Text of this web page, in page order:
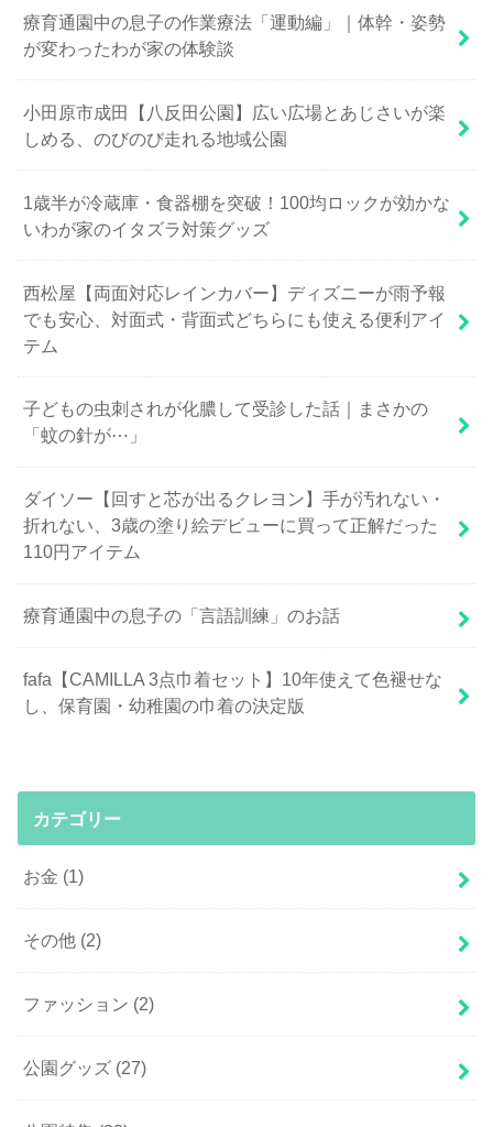
療育通園中の息子の作業療法「運動編」｜体幹・姿勢
が変わったわが家の体験談
小田原市成田【八反田公園】広い広場とあじさいが楽
しめる、のびのび走れる地域公園
1歳半が冷蔵庫・食器棚を突破！100均ロックが効かな
いわが家のイタズラ対策グッズ
西松屋【両面対応レインカバー】ディズニーが雨予報
でも安心、対面式・背面式どちらにも使える便利アイ
テム
子どもの虫刺されが化膿して受診した話｜まさかの
「蚊の針が⋯」
ダイソー【回すと芯が出るクレヨン】手が汚れない・
折れない、3歳の塗り絵デビューに買って正解だった
110円アイテム
療育通園中の息子の「言語訓練」のお話
fafa【CAMILLA 3点巾着セット】10年使えて色褪せな
し、保育園・幼稚園の巾着の決定版
カテゴリー
お金 (1)
その他 (2)
ファッション (2)
公園グッズ (27)